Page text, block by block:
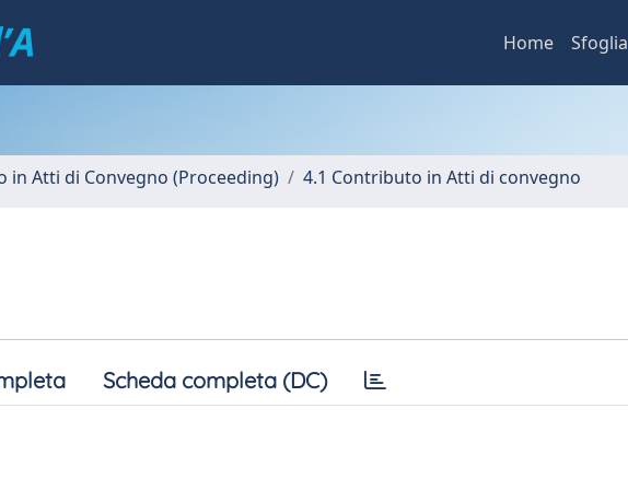
Home Sfoglia
in Atti di Convegno (Proceeding) 4.1 Contributo in Atti di convegno
Scheda completa (DC)